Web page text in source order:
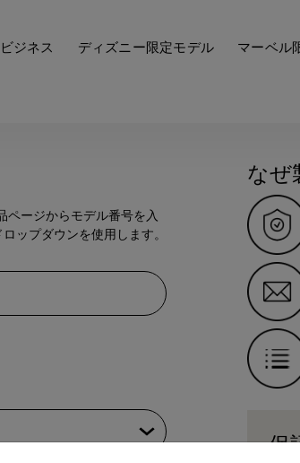
ビジネス ディズニー限定モデル マーベル
ページからモデル番号を入
ップダウンを使用します。
なぜ
保